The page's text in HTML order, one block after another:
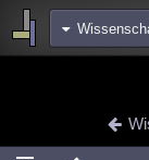
Chat Wiki